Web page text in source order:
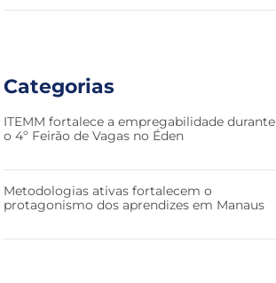
Categorias
ITEMM fortalece a empregabilidade durante
o 4º Feirão de Vagas no Éden
Metodologias ativas fortalecem o
protagonismo dos aprendizes em Manaus